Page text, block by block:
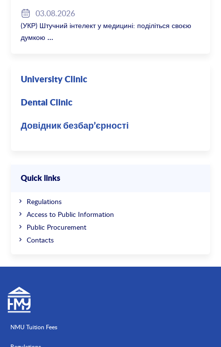
03.08.2026
(УКР) Штучний інтелект у медицині: поділіться своєю
думкою
University Clinic
Dental Clinic
Довідник безбар’єрності
Quick links
Regulations
Access to Public Information
Public Procurement
Contacts
NMU Tuition Fees